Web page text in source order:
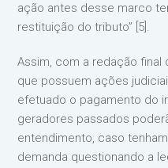
ação antes desse marco
restituição do tributo” [5].
Assim, com a redação
que possuem ações
efetuado o pagamento do
geradores passados
entendimento, caso
demanda questionando a